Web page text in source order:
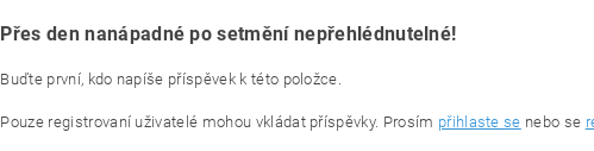
Přes den nanápadné po setmění nepřehlédnutelné!
Buďte první, kdo napíše příspěvek k této položce.
Pouze registrovaní uživatelé mohou vkládat příspěvky. Prosím přihlaste se nebo se